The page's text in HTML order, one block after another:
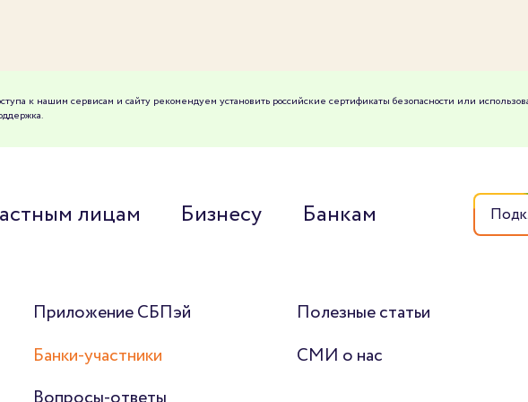
к нашим сервисам и сайту рекомендуем установить российские сертификаты безопасности или
лицам Бизнесу Банкам
Приложение СБПэй
Банки-участники
Полезные статьи
СМИ о нас